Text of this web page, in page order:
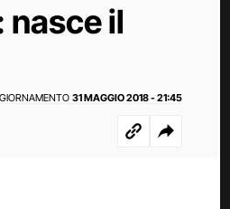
nasce il
31 MAGGIO 2018 - 21:45